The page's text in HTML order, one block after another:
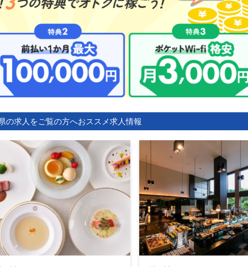
の求人をご覧の方へおススメ求人情報